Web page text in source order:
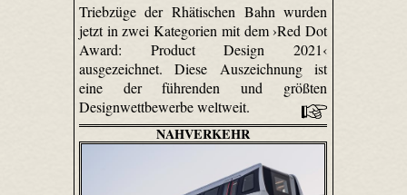
Triebzüge der Rhätischen Bahn wurden
jetzt in zwei Kategorien mit dem ›Red Dot
Award: Product Design 2021‹
ausgezeichnet. Diese Auszeichnung ist
eine der führenden und größten
Designwettbewerbe weltweit.
NAHVERKEHR